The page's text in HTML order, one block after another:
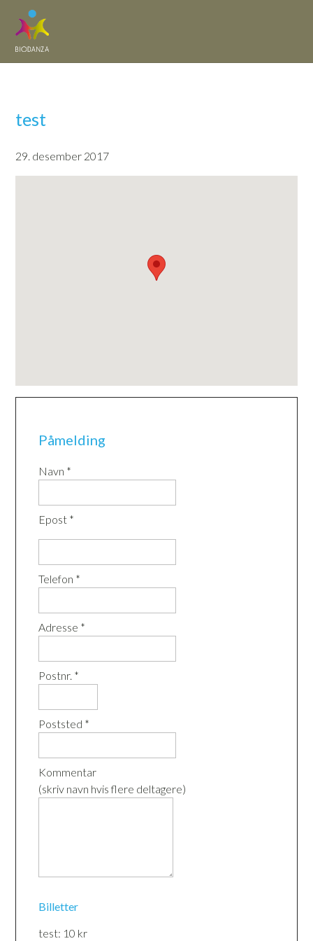
test
29. desember 2017
Påmelding
Navn *
Epost *
Telefon *
Adresse *
Postnr. *
Poststed *
Kommentar
(skriv navn hvis flere deltagere)
Billetter
test: 10 kr